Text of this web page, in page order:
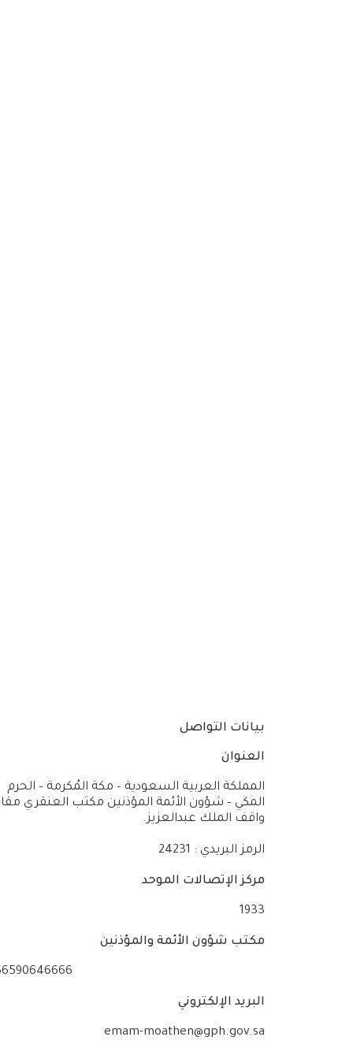
بيانات التواصل
العنوان
المملكة العربية السعودية – مكة المُكرمة – الحرم
المكي – شؤون الأئمة المؤذنين مكتب العنقري
واقف الملك عبدالعزيز.
الرمز البريدي : 24231
مركز الإتصالات الموحد
1933
مكتب شؤون الأئمة والمؤذنين
البريد الإلكتروني
emam-moathen@gph.gov.sa